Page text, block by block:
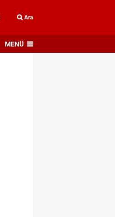
Ara
MENÜ